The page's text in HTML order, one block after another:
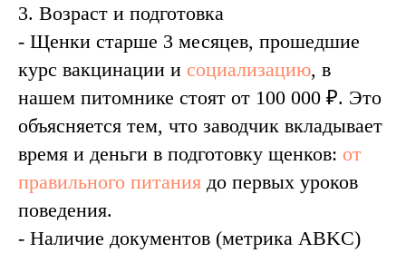
3. Возраст и подготовка
- Щенки старше 3 месяцев, прошедшие
курс вакцинации и социализацию, в
нашем питомнике стоят от 100 000 ₽. Это
объясняется тем, что заводчик вкладывает
время и деньги в подготовку щенков: от
правильного питания до первых уроков
поведения.
- Наличие документов (метрика ABKC)